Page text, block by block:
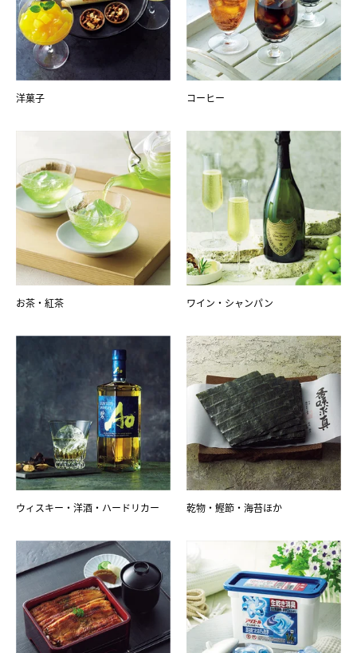
洋菓子 コーヒー
お茶・紅茶 ワイン・シャンパン
ウィスキー・洋酒・ハードリカー 乾物・鰹節・海苔ほか